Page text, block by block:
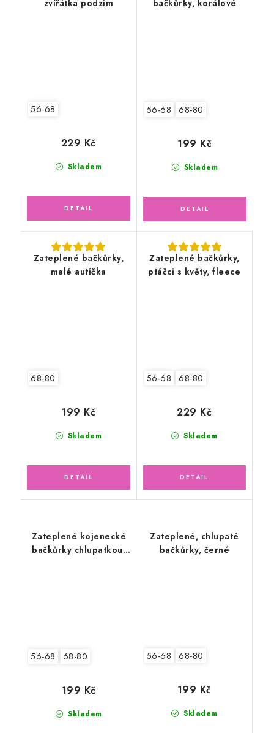
zvířátka podzim
56-68
Skladem
229 Kč
bačkůrky, korálové
56-68 68-80
Skladem
199 Kč
Zateplené bačkůrky,
malé autíčka
68-80
Skladem
199 Kč
Zateplené bačkůrky,
ptáčci s květy, fleece
56-68 68-80
Skladem
229 Kč
Zateplené kojenecké
bačkůrky chlupatkou,
56-68 68-80
Skladem
199 Kč
Zateplené, chlupaté
bačkůrky, černé
56-68 68-80
Skladem
199 Kč